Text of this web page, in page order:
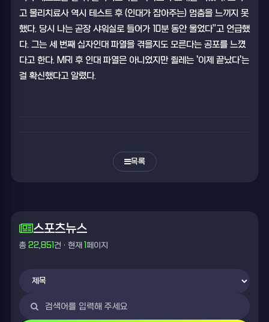
고 물리치료사 역시 테스트 후 (인대가 잡아주는) 멈춤을 느끼지 못
했다. 당시 나는 곧장 샤워실로 들어가 10분 동안 울었다"고 언급했
다. 그는 세 번째 십자인대 파열을 겪을지도 모른다는 공포를 느꼈
다고 한다. MRI 후 인대 파열은 아니었지만 쥘레는 '이제 끝났다'는
걸 확신했다고 알렸다.
목록
스포츠뉴스
총 22,851건 · 현재 1 페이지